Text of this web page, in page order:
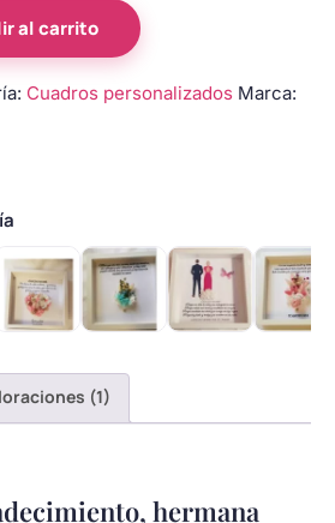
al carrito
Cuadros personalizados Marca:
(1)
hermana